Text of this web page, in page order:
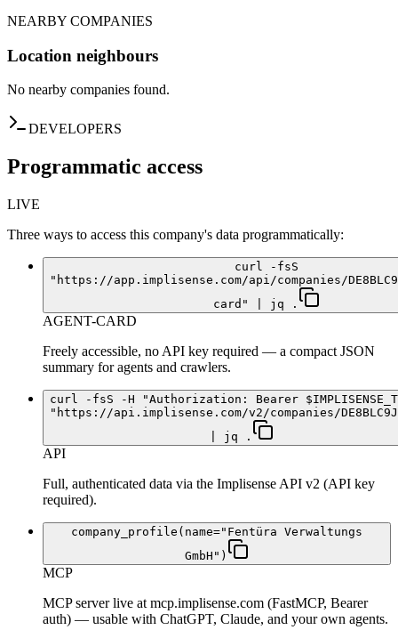
NEARBY COMPANIES
Location neighbours
No nearby companies found.
DEVELOPERS
Programmatic access
LIVE
Three ways to access this company's data programmatically:
curl -fsS
"https://app.implisense.com/api/companies/
card" | jq .
AGENT-CARD
Freely accessible, no API key required — a compact JSON
summary for agents and crawlers.
curl -fsS -H "Authorization: Bearer
"https://api.implisense.com/v2/companies/
| jq .
API
Full, authenticated data via the Implisense API v2 (API key
required).
company_profile(name="Fentüra Verwaltungs
GmbH")
MCP
MCP server live at mcp.implisense.com (FastMCP, Bearer
auth) — usable with ChatGPT, Claude, and your own agents.